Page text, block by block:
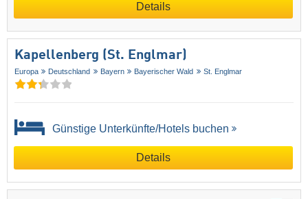
Details
Kapellenberg (St. Englmar)
Europa Deutschland Bayern Bayerischer Wald St. Englmar
Günstige Unterkünfte/Hotels buchen
Details